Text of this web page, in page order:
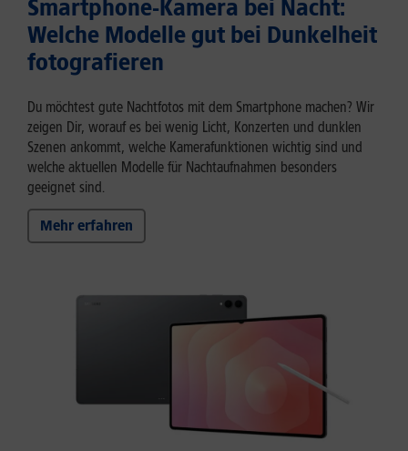
Smartphone-Kamera bei Nacht:
Welche Modelle gut bei Dunkelheit
fotografieren
Du möchtest gute Nachtfotos mit dem Smartphone machen? Wir
zeigen Dir, worauf es bei wenig Licht, Konzerten und dunklen
Szenen ankommt, welche Kamerafunktionen wichtig sind und
welche aktuellen Modelle für Nachtaufnahmen besonders
geeignet sind.
Mehr erfahren